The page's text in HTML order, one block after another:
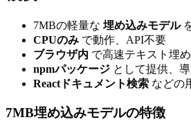
7MBの軽量な 埋め込みモデル
CPUのみ で動作、API不要
ブラウザ内 で高速テキスト埋
npmパッケージ として提供、
Reactドキュメント検索 などの
7MB埋め込みモデルの特徴